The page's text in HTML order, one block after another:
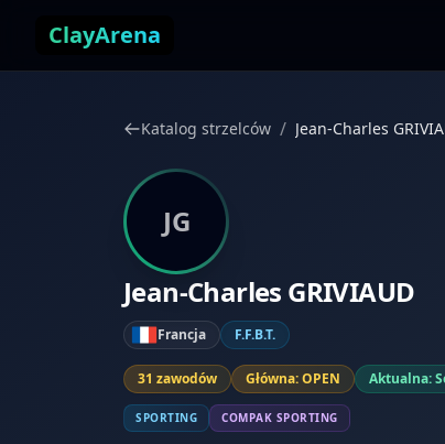
ClayArena
Katalog strzelców / Jean-Charles
JG
Jean-Charles GRIVIAUD
Francja F.F.B.T.
31 zawodów Główna: OPEN Aktualna:
SPORTING COMPAK SPORTING